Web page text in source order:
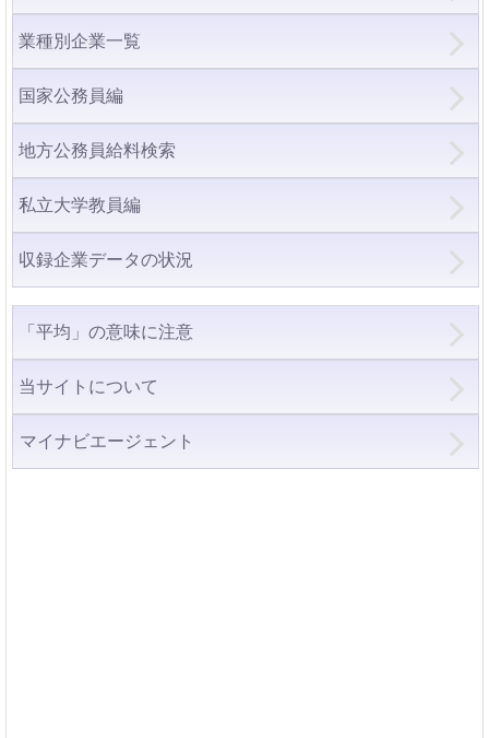
業種別企業一覧
国家公務員編
地方公務員給料検索
私立大学教員編
収録企業データの状況
「平均」の意味に注意
当サイトについて
マイナビエージェント